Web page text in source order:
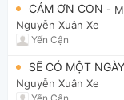
CÁM ƠN CON -
Nguyễn Xuân Xe
Yến Cận
SẼ CÓ MỘT NGÀY
Nguyễn Xuân Xe